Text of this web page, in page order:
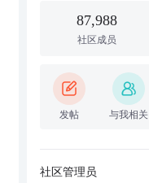
87,988
社区成员
发帖 与我相关
社区管理员